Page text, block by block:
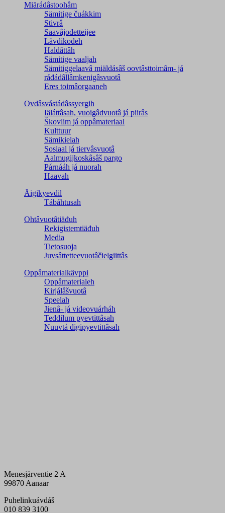
Miärádâstoohâm
Sämitige čuákkim
Stivrâ
Saavâjođetteijee
Lävdikodeh
Haldâttâh
Sämitige vaaljah
Sämitiggelaavâ miäldásâš oovtâsttoimâm- já
ráđádâllâmkenigâsvuotâ
Eres toimâorgaaneh
Ovdâsvástádâssyergih
Iäláttâsah, vuoigâdvuotâ já piirâs
Škovlim já oppâmateriaal
Kulttuur
Sämikielah
Sosiaal já tiervâsvuotâ
Aalmugijkoskâsâš pargo
Párnááh já nuorah
Haavah
Äigikyevdil
Tábáhtusah
Ohtâvuotâtiäđuh
Rekigistemtiäđuh
Media
Tietosuoja
Juvsâttetteevuotâčielgiittâs
Oppâmaterialkävppi
Oppâmaterialeh
Kirjálâšvuotâ
Speelah
Jienâ- já videovuárháh
Teddilum pyevtittâsah
Nuuvtá digipyevtittâsah
Menesjärventie 2 A
99870 Aanaar
Puhelinkuávdáš
010 839 3100